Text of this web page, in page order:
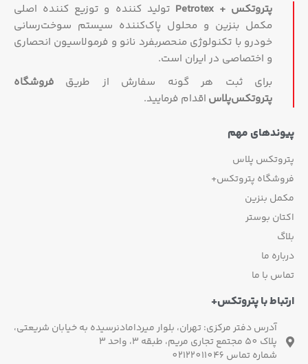
پتروتکس + Petrotex
تولید کننده و توزیع کننده اصلی
مکمل بنزین و محلول پاک‌کننده سیستم سوخت‌رسانی
خودرو با تکنولوژی منحصربفرد نانو و فرمولاسیون انحصاری
و اختصاصی در ایران است.
برای ثبت هر گونه سفارش از طریق فروشگاه
پتروتکس‏‌پلاس اقدام فرمایید.
پیوندهای مهم
پتروتکس پلاس
فروشگاه پتروتکس+
مکمل بنزین
اکتان بوستر
بلاگ
درباره ما
تماس با ما
ارتباط با پتروتکس+
آدرس دفتر مرکزی: تهران، بلوار میردامادنرسیده به خیابان شریعتی،
پلاک 50 مجتمع تجاری مریم، طبقه 3، واحد 3
شماره تماس 02122011046